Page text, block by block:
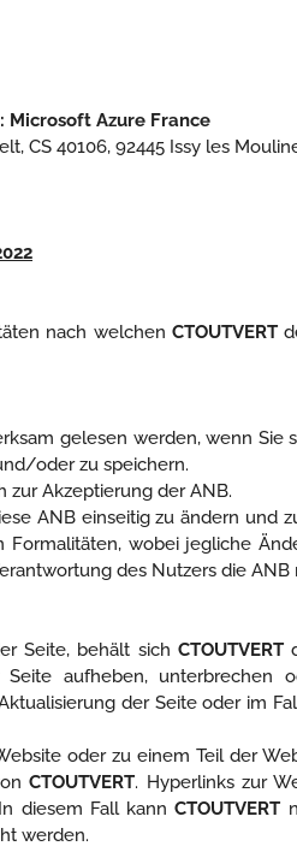
Azure France
CS 40106, 92445 Issy les
nach welchenCTOUTVERT
gelesen werden, wenn Sie
oder zu speichern.
zur Akzeptierung der ANB.
ANB einseitig zu ändern und
Formalitäten, wobei jegliche
des Nutzers die
Seite, behält sich CTOUTVERT
aufheben, unterbrechen
der Seite oder im
oder zu einem Teil der
CTOUTVERT. Hyperlinks zur
diesem Fall kannCTOUTVERT
werden.